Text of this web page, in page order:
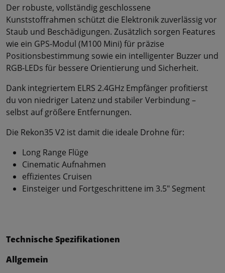
Der robuste, vollständig geschlossene
Kunststoffrahmen schützt die Elektronik zuverlässig vor
Staub und Beschädigungen. Zusätzlich sorgen Features
wie ein GPS-Modul (M100 Mini) für präzise
Positionsbestimmung sowie ein intelligenter Buzzer und
RGB-LEDs für bessere Orientierung und Sicherheit.
Dank integriertem ELRS 2.4GHz Empfänger profitierst
du von niedriger Latenz und stabiler Verbindung –
selbst auf größere Entfernungen.
Die Rekon35 V2 ist damit die ideale Drohne für:
Long Range Flüge
Cinematic Aufnahmen
effizientes Cruisen
Einsteiger und Fortgeschrittene im 3.5" Segment
Technische Spezifikationen
Allgemein